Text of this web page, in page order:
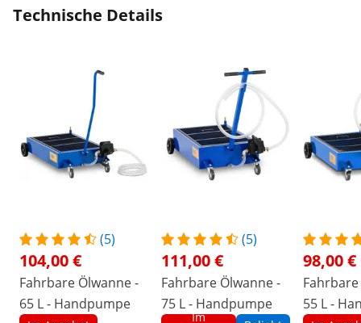
Technische Details
(5)
104,00 €
Fahrbare Ölwanne -
65 L - Handpumpe
(5)
111,00 €
Fahrbare Ölwanne -
75 L - Handpumpe
Im
98,00 €
55 L -